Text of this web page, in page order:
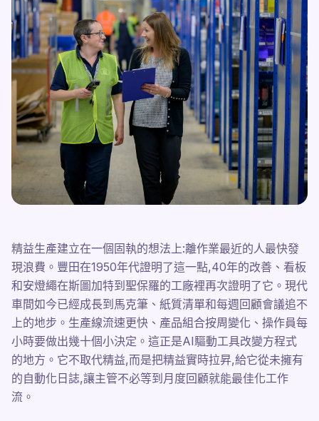
精益生產建立在一個固執的想法上:離作業最近的人最快發
現浪費。豐田在1950年代證明了這一點,40年的改善、看板
和安燈繩在斯圖加特到聖保羅的工廠裡再次證明了它。現代
車間如今已經成長到馬克筆、紙質清單和每週回顧會議追不
上的地步。生產線流速更快、產品組合按周變化、操作員每
小時要做出幾十個小決定。這正是AI驅動工具改變方程式
的地方。它不取代精益,而是把精益實時拉昇,給它從未擁有
的自動化日誌,讓主管不必等到月度回顧就能最佳化工作
流。